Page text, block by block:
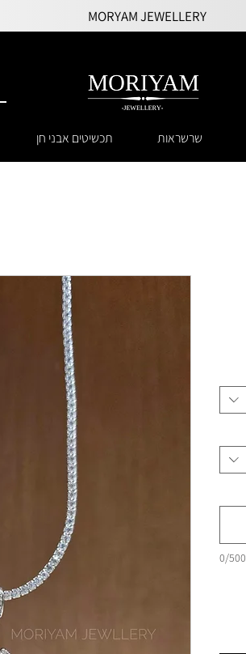
MORYAM JEWELLERY
שרשראות תכשיטים אבני חן
0/500